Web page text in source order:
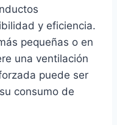
y eficiencia.
pequeñas o en
una ventilación
puede ser
consumo de